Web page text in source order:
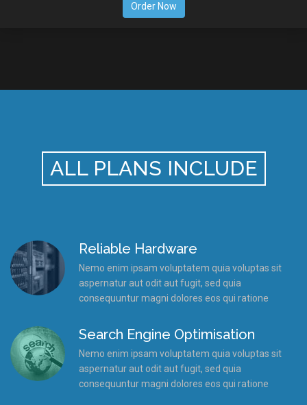
Order Now
ALL PLANS INCLUDE
Reliable Hardware
Nemo enim ipsam voluptatem quia voluptas sit
aspernatur aut odit aut fugit, sed quia
consequuntur magni dolores eos qui ratione
Search Engine Optimisation
Nemo enim ipsam voluptatem quia voluptas sit
aspernatur aut odit aut fugit, sed quia
consequuntur magni dolores eos qui ratione